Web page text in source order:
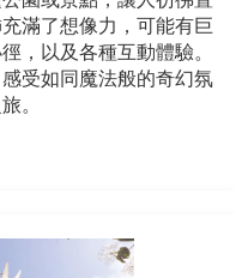
滿了想像力，可能有巨
，以及各種互動體驗。
受如同魔法般的奇幻氛
。